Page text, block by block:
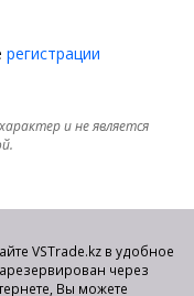
регистрации
и не является
VSTrade.kz в удобное
через
Вы можете